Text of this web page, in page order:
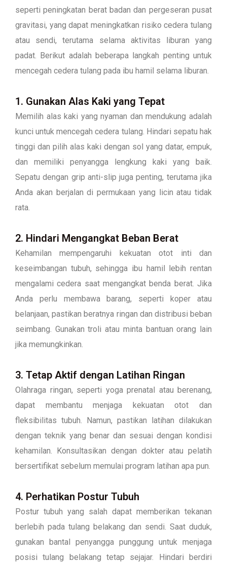
seperti peningkatan berat badan dan pergeseran pusat
gravitasi, yang dapat meningkatkan risiko cedera tulang
atau sendi, terutama selama aktivitas liburan yang
padat. Berikut adalah beberapa langkah penting untuk
mencegah cedera tulang pada ibu hamil selama liburan.
1. Gunakan Alas Kaki yang Tepat
Memilih alas kaki yang nyaman dan mendukung adalah
kunci untuk mencegah cedera tulang. Hindari sepatu hak
tinggi dan pilih alas kaki dengan sol yang datar, empuk,
dan memiliki penyangga lengkung kaki yang baik.
Sepatu dengan grip anti-slip juga penting, terutama jika
Anda akan berjalan di permukaan yang licin atau tidak
rata.
2. Hindari Mengangkat Beban Berat
Kehamilan mempengaruhi kekuatan otot inti dan
keseimbangan tubuh, sehingga ibu hamil lebih rentan
mengalami cedera saat mengangkat benda berat. Jika
Anda perlu membawa barang, seperti koper atau
belanjaan, pastikan beratnya ringan dan distribusi beban
seimbang. Gunakan troli atau minta bantuan orang lain
jika memungkinkan.
3. Tetap Aktif dengan Latihan Ringan
Olahraga ringan, seperti yoga prenatal atau berenang,
dapat membantu menjaga kekuatan otot dan
fleksibilitas tubuh. Namun, pastikan latihan dilakukan
dengan teknik yang benar dan sesuai dengan kondisi
kehamilan. Konsultasikan dengan dokter atau pelatih
bersertifikat sebelum memulai program latihan apa pun.
4. Perhatikan Postur Tubuh
Postur tubuh yang salah dapat memberikan tekanan
berlebih pada tulang belakang dan sendi. Saat duduk,
gunakan bantal penyangga punggung untuk menjaga
posisi tulang belakang tetap sejajar. Hindari berdiri